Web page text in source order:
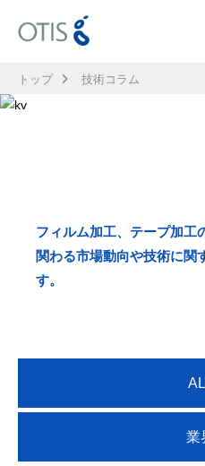
トップ 技術コラム
フィルム加工、テープ加工
関わる市場動向や技術に関
す。
業